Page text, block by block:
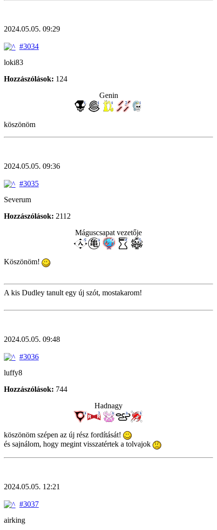
2024.05.05. 09:29
#3034
loki83
Hozzászólások: 124
Genin
köszönöm
2024.05.05. 09:36
#3035
Severum
Hozzászólások: 2112
Máguscsapat vezetője
Köszönöm!
A kis Dudley tanult egy új szót, mostakarom!
2024.05.05. 09:48
#3036
luffy8
Hozzászólások: 744
Hadnagy
köszönöm szépen az új rész fordítását!
és sajnálom, hogy megint visszatértek a tolvajok
2024.05.05. 12:21
#3037
airking